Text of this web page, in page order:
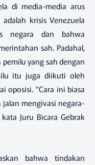
di media-media arus
krisis Venezuela
negara dan bahwa
sah. Padahal,
yang sah dengan
itu juga diikuti oleh
oposisi. “Cara ini biasa
mengivasi negara-
Juru Bicara Gebrak
bahwa tindakan